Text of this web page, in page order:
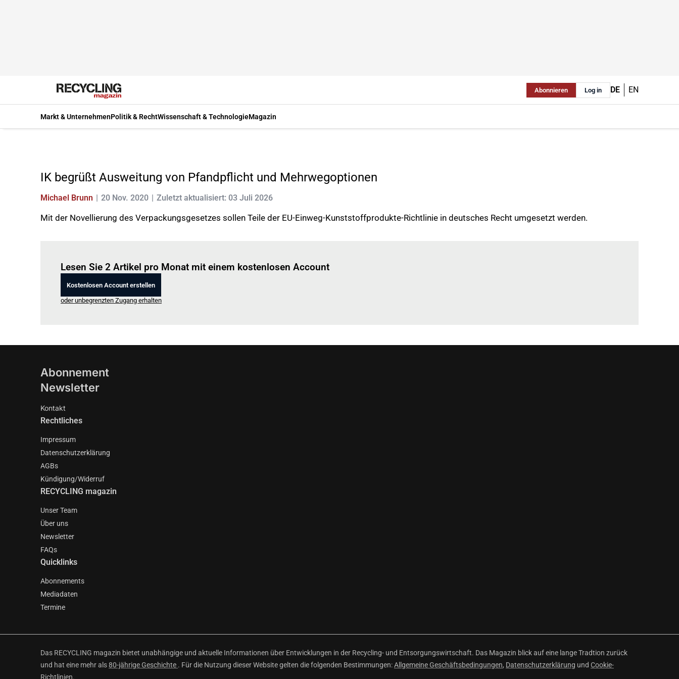
Abonnieren Log in DE EN
Markt & UnternehmenPolitik & RechtWissenschaft & TechnologieMagazin
IK begrüßt Ausweitung von Pfandpflicht und Mehrwegoptionen
Michael Brunn 20 Nov. 2020 Zuletzt aktualisiert: 03 Juli 2026
Mit der Novellierung des Verpackungsgesetzes sollen Teile der EU-Einweg-Kunststoffprodukte-Richtlinie in deutsches Recht umgesetzt werden.
Lesen Sie 2 Artikel pro Monat mit einem kostenlosen Account
Kostenlosen Account erstellen
oder unbegrenzten Zugang erhalten
Abonnement
Newsletter
Kontakt
Rechtliches
Impressum
Datenschutzerklärung
AGBs
Kündigung/Widerruf
RECYCLING magazin
Unser Team
Über uns
Newsletter
FAQs
Quicklinks
Abonnements
Mediadaten
Termine
Das RECYCLING magazin bietet unabhängige und aktuelle Informationen über Entwicklungen in der Recycling- und Entsorgungswirtschaft. Das Magazin blick auf eine lange Tradtion zurück
und hat eine mehr als80-jährige Geschichte . Für die Nutzung dieser Website gelten die folgenden Bestimmungen:Allgemeine Geschäftsbedingungen, Datenschutzerklärung und Cookie-
Richtlinien.